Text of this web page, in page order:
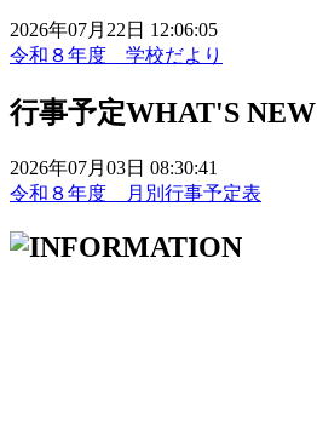
2026年07月22日 12:06:05
令和８年度 学校だより
行事予定WHAT'S NEW
2026年07月03日 08:30:41
令和８年度 月別行事予定表